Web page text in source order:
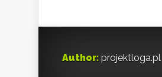
Author: projektloga.pl